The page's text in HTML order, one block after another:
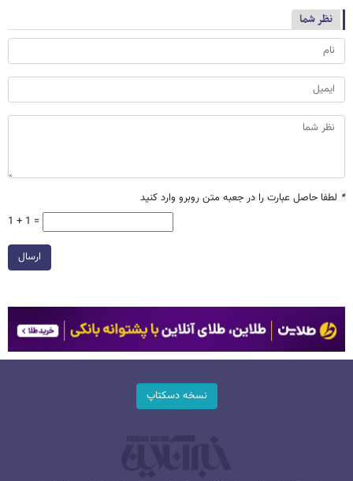
نظر شما
* لطفا حاصل عبارت را در جعبه متن روبرو وارد کنید
1 + 1 =
ارسال
نسخه دسکتاپ